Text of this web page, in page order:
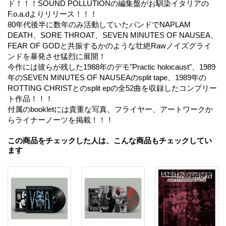
ド！！！SOUND POLLUTIONの編集盤がお馴染イタリアの
F.o.a.dよりリリース！！！
80年代後半に数年のみ活動していたバンドでNAPLAM
DEATH、SORE THROAT、SEVEN MINUTES OF NAUSEA、
FEAR OF GODと共振するかのような壮絶Rawノイズグライ
ンドを暴発させ猛烈に展開！
今作には彼らが残した1988年のデモ"Practic holocaust"、1989
年のSEVEN MINUTES OF NAUSEAのsplit tape、1989年の
ROTTING CHRISTとのsplit epの全52曲を収録したコンプリー
ト作品！！！
付属のbookletには貴重な写真、フライヤー、アートワークか
らライナーノーツを掲載！！！
この商品をチェックした人は、こんな商品もチェックしてい
ます